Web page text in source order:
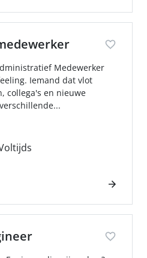
Medewerker
Iemand dat vlot
collega's en nieuwe